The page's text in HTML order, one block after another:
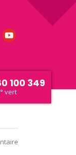
100 349
vert